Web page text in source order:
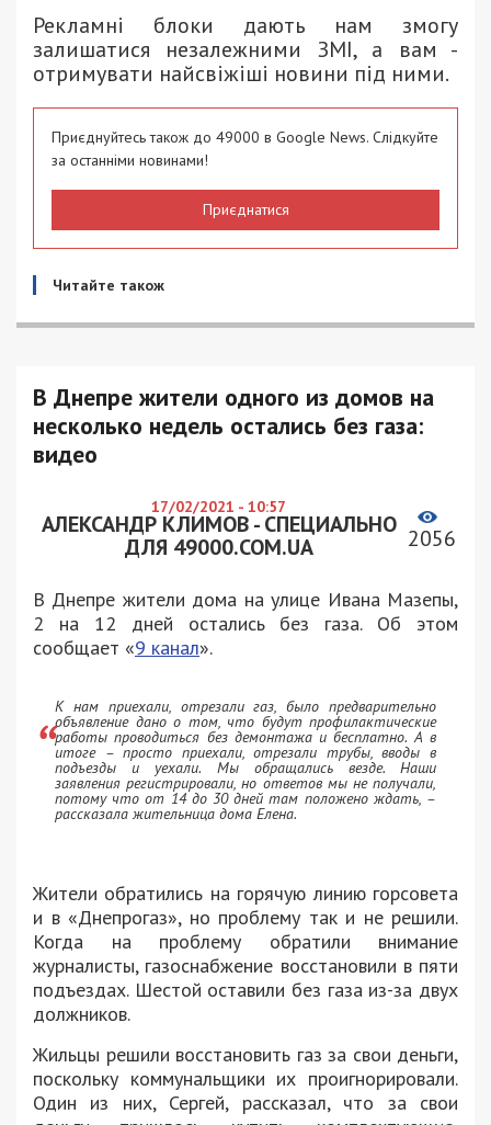
Рекламні блоки дають нам змогу
залишатися незалежними ЗМІ, а вам -
отримувати найсвіжіші новини під ними.
Приєднуйтесь також до 49000 в Google News. Слідкуйте
за останніми новинами!
Приєднатися
Читайте також
В Днепре жители одного из домов на
несколько недель остались без газа:
видео
17/02/2021 - 10:57
АЛЕКСАНДР КЛИМОВ - СПЕЦИАЛЬНО
ДЛЯ 49000.COM.UA
2056
В Днепре жители дома на улице Ивана Мазепы,
2 на 12 дней остались без газа. Об этом
сообщает «9 канал».
К нам приехали, отрезали газ, было предварительно
объявление дано о том, что будут профилактические
работы проводиться без демонтажа и бесплатно. А в
итоге – просто приехали, отрезали трубы, вводы в
подъезды и уехали. Мы обращались везде. Наши
заявления регистрировали, но ответов мы не получали,
потому что от 14 до 30 дней там положено ждать, –
рассказала жительница дома Елена.
Жители обратились на горячую линию горсовета
и в «Днепрогаз», но проблему так и не решили.
Когда на проблему обратили внимание
журналисты, газоснабжение восстановили в пяти
подъездах. Шестой оставили без газа из-за двух
должников.
Жильцы решили восстановить газ за свои деньги,
поскольку коммунальщики их проигнорировали.
Один из них, Сергей, рассказал, что за свои